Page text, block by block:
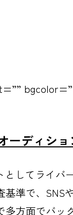
ーディショ
してライバ
準で、SNS
方面でバッ